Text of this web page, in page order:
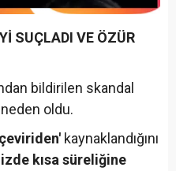
SUÇLADI VE ÖZÜR
bildirilen skandal
oldu.
kaynaklandığını
kısa süreliğine